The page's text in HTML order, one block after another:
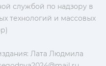
службой по надзору в
технологий и массовых
Лата Людмила